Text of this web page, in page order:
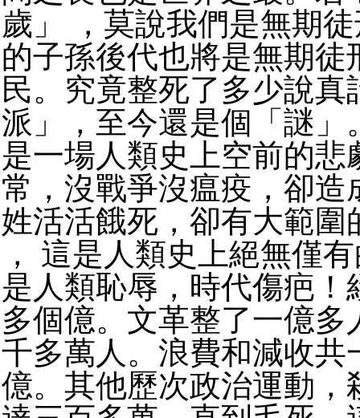
歲」 ，莫說我們是無期
的子孫後代也將是無期徒
民。究竟整死了多少說真
派」，至今還是個「謎」
是一場人類史上空前的悲
常，沒戰爭沒瘟疫，卻造
姓活活餓死，卻有大範圍
， 這是人類史上絕無僅
是人類恥辱，時代傷疤！
多個億。文革整了一億多
千多萬人。浪費和減收共
億。其他歷次政治運動，